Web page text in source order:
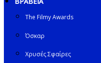
The Filmy Awards
Όσκαρ
Χρυσές Σφαίρες